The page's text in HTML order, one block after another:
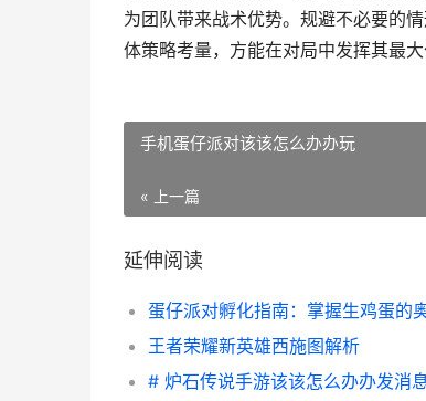
为团队带来战术优势。规避不必要的
体策略考量，方能在对局中发挥其最大
手机蛋仔派对该该怎么办办玩
« 上一篇
延伸阅读
蛋仔派对孵化指南：掌握生鸡蛋的
王者荣耀新英雄西施图解析
# 炉石传说手游该该怎么办办发消